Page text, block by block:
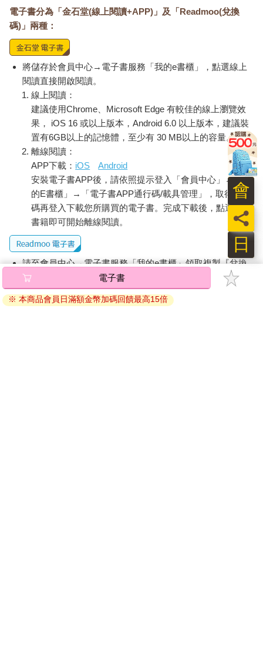
了細胞核，也就是所有複雜細胞體內的基因儲存所。不過除此之
外，這些結果就這樣被靜靜地擱置了好幾世紀之久。在雷文霍克
發表他的結果五十年之後，著名的分類學家林奈（Carl
Linnaeus），也僅僅只是把所有的微生物，全部歸類到「蠕蟲
門」（phylum Vermes）下面的「變形蟲屬」（genus Chaos）而
已。十九世紀時，與達爾文同時代的德國科學家海克爾（Ernst
Haeckel），同時也是一位偉大的演化學家，曾再次將細菌與其他
微生物區分開來，將它們之間巨大的差異正式化。不過從概念上
來說，直到二十世紀中葉以前，這方面的研究沒有太大的進展。
生物化學知識上的統合，是這個問題的轉捩點。細菌在代謝反應
上面所展現的多才多藝，讓它們非常難以被分門別類。它們幾乎
可以生長在任何一種環境下，從水泥、電池酸液到玻璃表面都可
以。如果這各種各樣的維生方式，沒有什麼共通點，那我們要怎
麼將細菌歸類呢？而如果無法分門別類，又怎麼有辦法了解它們
呢？幸好，就像化學周期表統合了化學一般，生物化學也為細胞
演化，帶來了可循的規則。另外一個荷蘭科學家克萊佛（Albert
Kluyver）曾經指出，所有生命雖然看似複雜多樣，其實都是根基
於類似的生物化學反應過程。呼吸反應、發酵反應以及光合作
用，外表差異極大，但其實都有一樣的基礎；而這種概念上的完
整性，正好見證了所有的生命，都是源自一個共同祖先。會發生
在細菌身上的，也會發生在大象身上。因此，如果從生物化學的
等級來看，那細菌跟複雜生命的界線，就幾乎不存在。細菌誠然
電子書分為「金石堂(線上閱讀+APP)」及「Readmoo(兌換
碼)」兩種：
將儲存於會員中心→電子書服務「我的e書櫃」，點選線上
閱讀直接開啟閱讀。
線上閱讀：
建議使用Chrome、Microsoft Edge 有較佳的線上瀏覽效
果， iOS 16 或以上版本，Android 6.0 以上版本，建議裝
置有6GB以上的記憶體，至少有 30 MB以上的容量。
離線閱讀：
APP下載： iOS
Android
安裝電子書APP後，請依照提示登入「會員中心」→「我
的E書櫃」→「電子書APP通行碼/載具管理」，取得通行
碼再登入下載您所購買的電子書。完成下載後，點選任一
書籍即可開始離線閱讀。
請至會員中心→電子書服務「我的e書櫃」領取複製『兌換
碼』至電子書服務商Readmoo進行兌換。
退換貨須知：
電子書
※ 本商品會員日滿額金幣加碼回饋最高15倍
日
員
會